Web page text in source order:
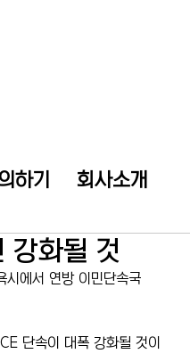
하기 회사소개
강화될 것
시에서 연방 이민단속국
단속이 대폭 강화될 것이